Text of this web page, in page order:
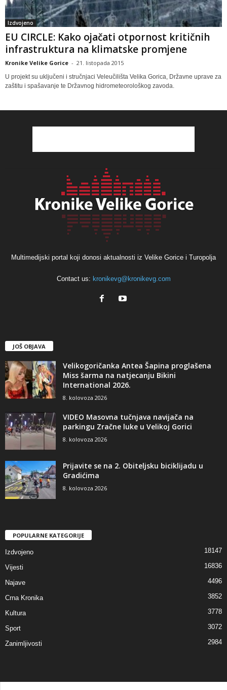
Izdvojeno
EU CIRCLE: Kako ojačati otpornost kritičnih
infrastruktura na klimatske promjene
Kronike Velike Gorice - 21. listopada 2015
U projekt su uključeni i stručnjaci Veleučilišta Velika Gorica, Državne uprave za
zaštitu i spašavanje te Državnog hidrometeorološkog zavoda.
Multimedijski portal koji donosi aktualnosti iz Velike Gorice i Turopolja
Contact us: kronikevg@kronikevg.com
JOŠ OBJAVA
Velikogoričanka Antea Šapina proglašena
Miss šarma na natjecanju Bikini
International 2026.
8. kolovoza 2026
VIDEO Masovna tučnjava navijača na
parkingu Zračne luke u Velikoj Gorici
8. kolovoza 2026
Prijavite se na 2. Obiteljsku biciklijadu u
Gradićima
8. kolovoza 2026
POPULARNE KATEGORIJE
Izdvojeno 18147
Vijesti 16836
Najave 4496
Crna Kronika 3852
Kultura 3778
Sport 3072
Zanimljivosti 2984